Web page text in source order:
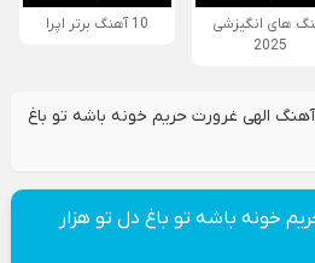
های انگیزشی
2025
10 آهنگ برتر اپرا
آهنگ الهی غرورت حریم خونه باشه تو باغ
خونه باشه تو باغ دل تو هزار